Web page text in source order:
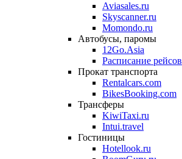
Aviasales.ru
Skyscanner.ru
Momondo.ru
Автобусы, паромы
12Go.Asia
Расписание рейсов
Прокат транспорта
Rentalcars.com
BikesBooking.com
Трансферы
KiwiTaxi.ru
Intui.travel
Гостиницы
Hotellook.ru